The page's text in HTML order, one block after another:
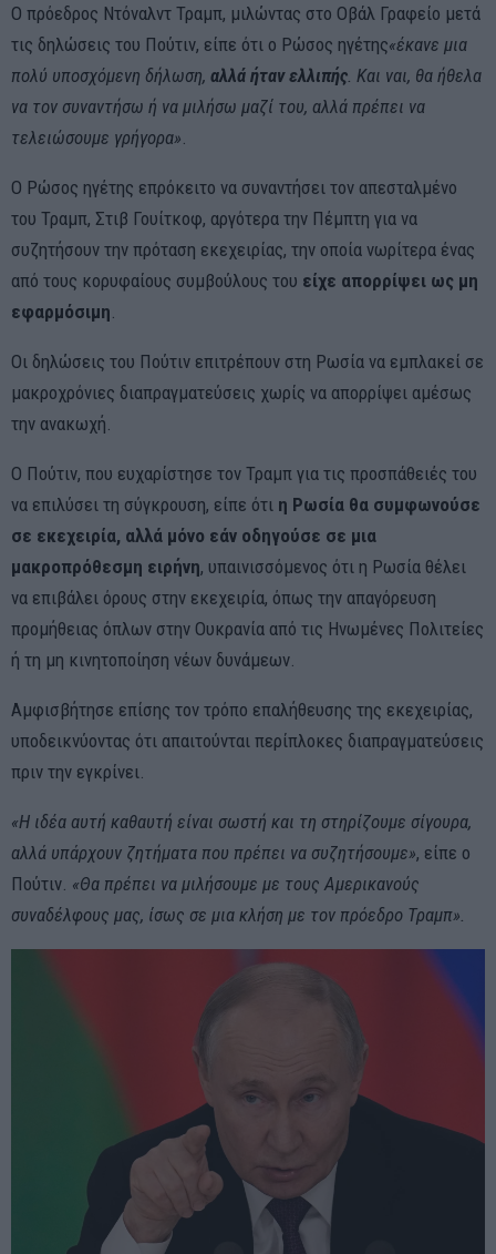
Ο πρόεδρος Ντόναλντ Τραμπ, μιλώντας στο Οβάλ Γραφείο μετά
τις δηλώσεις του Πούτιν, είπε ότι ο Ρώσος ηγέτης«έκανε μια
πολύ υποσχόμενη δήλωση, αλλά ήταν ελλιπής . Και ναι, θα ήθελα
να τον συναντήσω ή να μιλήσω μαζί του, αλλά πρέπει να
τελειώσουμε γρήγορα»
Ο Ρώσος ηγέτης επρόκειτο να συναντήσει τον απεσταλμένο
του Τραμπ, Στιβ Γουίτκοφ, αργότερα την Πέμπτη για να
συζητήσουν την πρόταση εκεχειρίας, την οποία νωρίτερα ένας
από τους κορυφαίους συμβούλους του είχε απορρίψει ως μη
εφαρμόσιμη
Οι δηλώσεις του Πούτιν επιτρέπουν στη Ρωσία να εμπλακεί σε
μακροχρόνιες διαπραγματεύσεις χωρίς να απορρίψει αμέσως
την ανακωχή.
Ο Πούτιν, που ευχαρίστησε τον Τραμπ για τις προσπάθειές του
να επιλύσει τη σύγκρουση, είπε ότι η Ρωσία θα συμφωνούσε
σε εκεχειρία, αλλά μόνο εάν οδηγούσε σε μια
μακροπρόθεσμη ειρήνη, υπαινισσόμενος ότι η Ρωσία θέλει
να επιβάλει όρους στην εκεχειρία, όπως την απαγόρευση
προμήθειας όπλων στην Ουκρανία από τις Ηνωμένες Πολιτείες
ή τη μη κινητοποίηση νέων δυνάμεων.
Αμφισβήτησε επίσης τον τρόπο επαλήθευσης της εκεχειρίας,
υποδεικνύοντας ότι απαιτούνται περίπλοκες διαπραγματεύσεις
πριν την εγκρίνει.
«Η ιδέα αυτή καθαυτή είναι σωστή και τη στηρίζουμε σίγουρα,
αλλά υπάρχουν ζητήματα που πρέπει να συζητήσουμε», είπε ο
Πούτιν. «Θα πρέπει να μιλήσουμε με τους Αμερικανούς
συναδέλφους μας, ίσως σε μια κλήση με τον πρόεδρο Τραμπ».